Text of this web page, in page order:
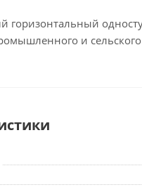
горизонтальный
и